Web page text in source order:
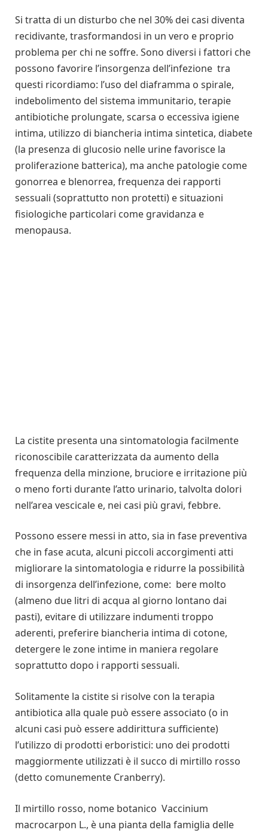
Si tratta di un disturbo che nel 30% dei casi diventa
recidivante, trasformandosi in un vero e proprio
problema per chi ne soffre. Sono diversi i fattori che
possono favorire l’insorgenza dell’infezione tra
questi ricordiamo: l’uso del diaframma o spirale,
indebolimento del sistema immunitario, terapie
antibiotiche prolungate, scarsa o eccessiva igiene
intima, utilizzo di biancheria intima sintetica, diabete
(la presenza di glucosio nelle urine favorisce la
proliferazione batterica), ma anche patologie come
gonorrea e blenorrea, frequenza dei rapporti
sessuali (soprattutto non protetti) e situazioni
fisiologiche particolari come gravidanza e
menopausa.
La cistite presenta una sintomatologia facilmente
riconoscibile caratterizzata da aumento della
frequenza della minzione, bruciore e irritazione più
o meno forti durante l’atto urinario, talvolta dolori
nell’area vescicale e, nei casi più gravi, febbre.
Possono essere messi in atto, sia in fase preventiva
che in fase acuta, alcuni piccoli accorgimenti atti
migliorare la sintomatologia e ridurre la possibilità
di insorgenza dell’infezione, come: bere molto
(almeno due litri di acqua al giorno lontano dai
pasti), evitare di utilizzare indumenti troppo
aderenti, preferire biancheria intima di cotone,
detergere le zone intime in maniera regolare
soprattutto dopo i rapporti sessuali.
Solitamente la cistite si risolve con la terapia
antibiotica alla quale può essere associato (o in
alcuni casi può essere addirittura sufficiente)
l’utilizzo di prodotti erboristici: uno dei prodotti
maggiormente utilizzati è il succo di mirtillo rosso
(detto comunemente Cranberry).
Il mirtillo rosso, nome botanico Vaccinium
macrocarpon L., è una pianta della famiglia delle